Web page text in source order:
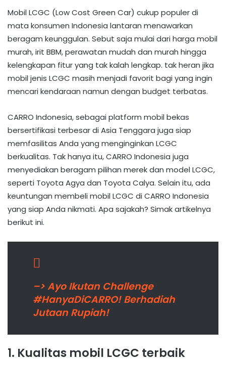
Mobil LCGC (Low Cost Green Car) cukup populer di
mata konsumen Indonesia lantaran menawarkan
beragam keunggulan. Sebut saja mulai dari harga mobil
murah, irit BBM, perawatan mudah dan murah hingga
kelengkapan fitur yang tak kalah lengkap. tak heran jika
mobil jenis LCGC masih menjadi favorit bagi yang ingin
mencari kendaraan namun dengan budget terbatas.
CARRO Indonesia, sebagai platform mobil bekas
bersertifikasi terbesar di Asia Tenggara juga siap
memfasilitas Anda yang menginginkan LCGC
berkualitas. Tak hanya itu, CARRO Indonesia juga
menyediakan beragam pilihan merek dan model LCGC,
seperti Toyota Agya dan Toyota Calya. Selain itu, ada
keuntungan membeli mobil LCGC di CARRO Indonesia
yang siap Anda nikmati. Apa sajakah? Simak artikelnya
berikut ini.
–> Ayo Ikutan Challenge
#HanyaDiCARRO! Berhadiah
Jutaan Rupiah!
1. Kualitas mobil LCGC terbaik